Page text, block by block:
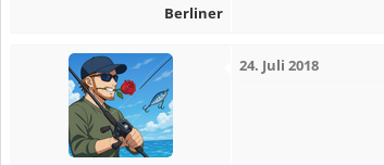
Berliner
24. Juli 2018